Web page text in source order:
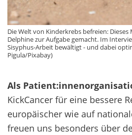
Die Welt von Kinderkrebs befreien:
Delphine zur Aufgabe gemacht. Im
Sisyphus-Arbeit bewältigt - und dabei
Pigula/Pixabay)
Als
KickCancer für eine bessere
europäischer wie auf
freuen uns besonders über